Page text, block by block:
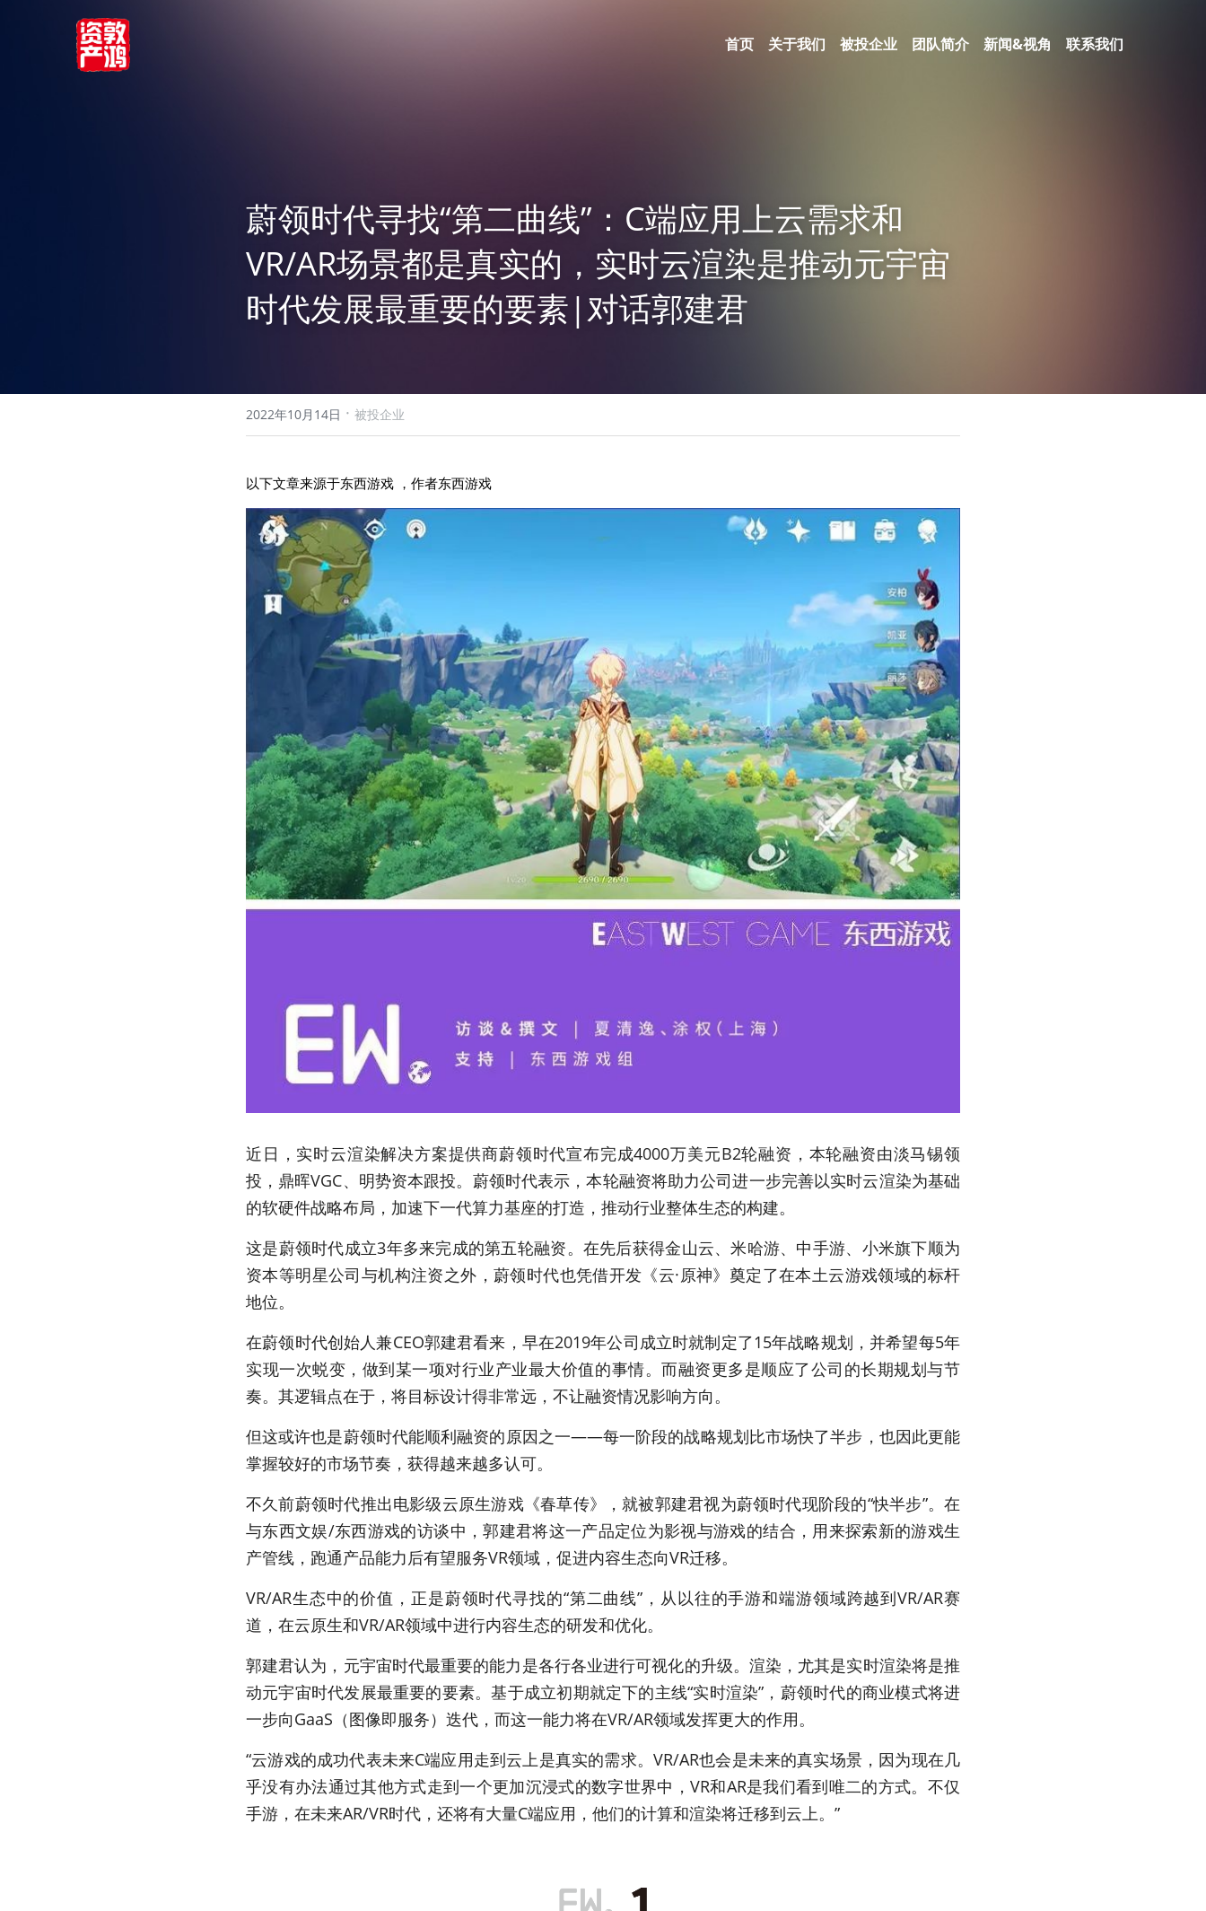
首页 关于我们 被投企业 团队简介 新闻&视角 联系我们
蔚领时代寻找“第二曲线”：C端应用上云需求和
VR/AR场景都是真实的，实时云渲染是推动元宇宙
时代发展最重要的要素|对话郭建君
2022年10月14日 · 被投企业
以下文章来源于东西游戏 ，作者东西游戏
近日，实时云渲染解决方案提供商蔚领时代宣布完成4000万美元B2轮融资，本轮融资由淡马锡领
投，鼎晖VGC、明势资本跟投。蔚领时代表示，本轮融资将助力公司进一步完善以实时云渲染为基础
的软硬件战略布局，加速下一代算力基座的打造，推动行业整体生态的构建。
这是蔚领时代成立3年多来完成的第五轮融资。在先后获得金山云、米哈游、中手游、小米旗下顺为
资本等明星公司与机构注资之外，蔚领时代也凭借开发《云·原神》奠定了在本土云游戏领域的标杆
地位。
在蔚领时代创始人兼CEO郭建君看来，早在2019年公司成立时就制定了15年战略规划，并希望每5年
实现一次蜕变，做到某一项对行业产业最大价值的事情。而融资更多是顺应了公司的长期规划与节
奏。其逻辑点在于，将目标设计得非常远，不让融资情况影响方向。
但这或许也是蔚领时代能顺利融资的原因之一——每一阶段的战略规划比市场快了半步，也因此更能
掌握较好的市场节奏，获得越来越多认可。
不久前蔚领时代推出电影级云原生游戏《春草传》，就被郭建君视为蔚领时代现阶段的“快半步”。在
与东西文娱/东西游戏的访谈中，郭建君将这一产品定位为影视与游戏的结合，用来探索新的游戏生
产管线，跑通产品能力后有望服务VR领域，促进内容生态向VR迁移。
VR/AR生态中的价值，正是蔚领时代寻找的“第二曲线”，从以往的手游和端游领域跨越到VR/AR赛
道，在云原生和VR/AR领域中进行内容生态的研发和优化。
郭建君认为，元宇宙时代最重要的能力是各行各业进行可视化的升级。渲染，尤其是实时渲染将是推
动元宇宙时代发展最重要的要素。基于成立初期就定下的主线“实时渲染”，蔚领时代的商业模式将进
一步向GaaS（图像即服务）迭代，而这一能力将在VR/AR领域发挥更大的作用。
“云游戏的成功代表未来C端应用走到云上是真实的需求。VR/AR也会是未来的真实场景，因为现在几
乎没有办法通过其他方式走到一个更加沉浸式的数字世界中，VR和AR是我们看到唯二的方式。不仅
手游，在未来AR/VR时代，还将有大量C端应用，他们的计算和渲染将迁移到云上。”